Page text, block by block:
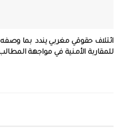
ائتلاف حقوقي مغربي يندد بما وصفه
للمقاربة الأمنية في مواجهة